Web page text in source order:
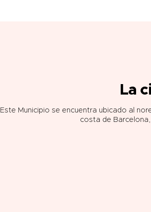
La
Este Municipio se encuentra ubicado al
costa de